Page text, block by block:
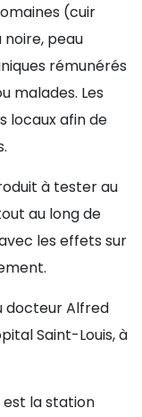
(cuir
peau
rémunérés
malades. Les
locaux afin de
à tester au
au long de
les effets sur
docteur Alfred
Saint-Louis, à
la station